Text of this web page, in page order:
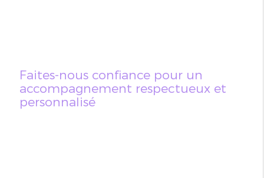
Faites-nous confiance pour un
accompagnement respectueux et
personnalisé